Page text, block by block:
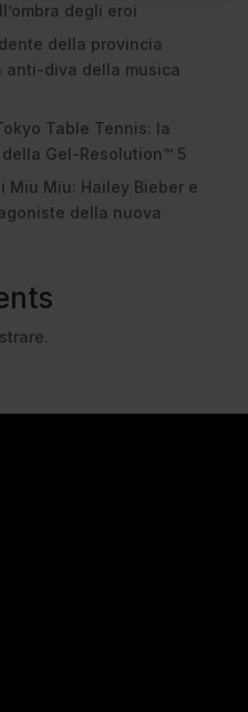
degli eroi
della provincia
anti-diva della musica
Table Tennis: la
Gel-Resolution™ 5
Miu Miu: Hailey Bieber e
della nuova